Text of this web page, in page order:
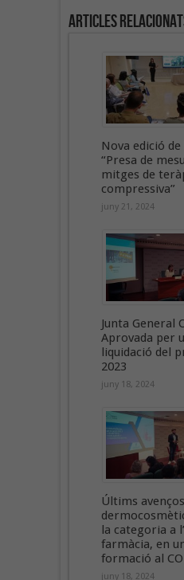
Articles
Nova edició
“Presa de
mitges de
compressiva”
juny 21, 2024
Junta General
Aprovada per
liquidació del
2023
juny 18, 2024
Últims
la categoria a
farmàcia, en
formació al
juny 18, 2024